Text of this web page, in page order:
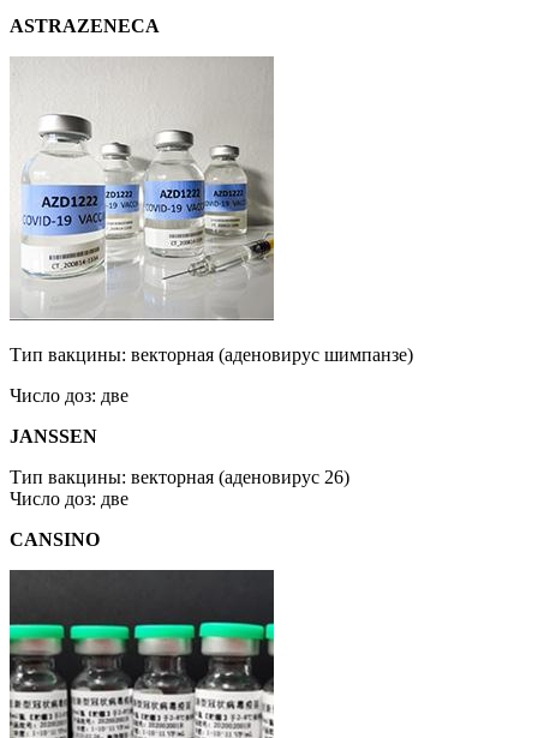
ASTRAZENECA
Тип вакцины: векторная (аденовирус шимпанзе)
Число доз: две
JANSSEN
Тип вакцины: векторная (аденовирус 26)
Число доз: две
CANSINO